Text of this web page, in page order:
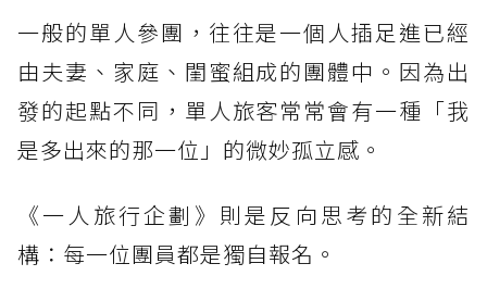
一般的單人參團，往往是一個人插足進已經
由夫妻、家庭、閨蜜組成的團體中。因為出
發的起點不同，單人旅客常常會有一種「我
是多出來的那一位」的微妙孤立感。
《一人旅行企劃》則是反向思考的全新結
構：每一位團員都是獨自報名。